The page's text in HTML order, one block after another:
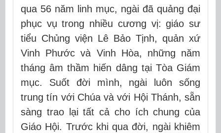
qua 56 năm linh mục, ngài đã quảng đại
phục vụ trong nhiều cương vị: giáo sư
tiểu Chủng viện Lê Bảo Tịnh, quản xứ
Vinh Phước và Vinh Hòa, những năm
tháng âm thầm hiến dâng tại Tòa Giám
mục. Suốt đời mình, ngài luôn sống
trung tín với Chúa và với Hội Thánh, sẵn
sàng trao lại tất cả cho ích chung của
Giáo Hội. Trước khi qua đời, ngài khiêm